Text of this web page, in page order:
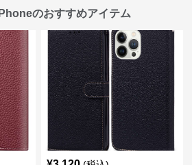
のおすすめアイテム